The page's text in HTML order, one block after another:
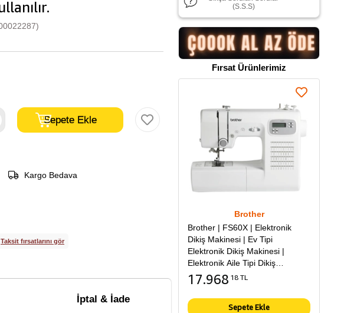
Kargo Bedava
Taksit fırsatlarını gör
İptal & İade
(S.S.S)
Fırsat Ürünlerimiz
Brother
Brother | FS60X | Elektronik
Dikiş Makinesi | Ev Tipi
Elektronik Dikiş Makinesi |
Elektronik Aile Tipi Dikiş
Makinesi
17.968 18 TL
Sepete Ekle